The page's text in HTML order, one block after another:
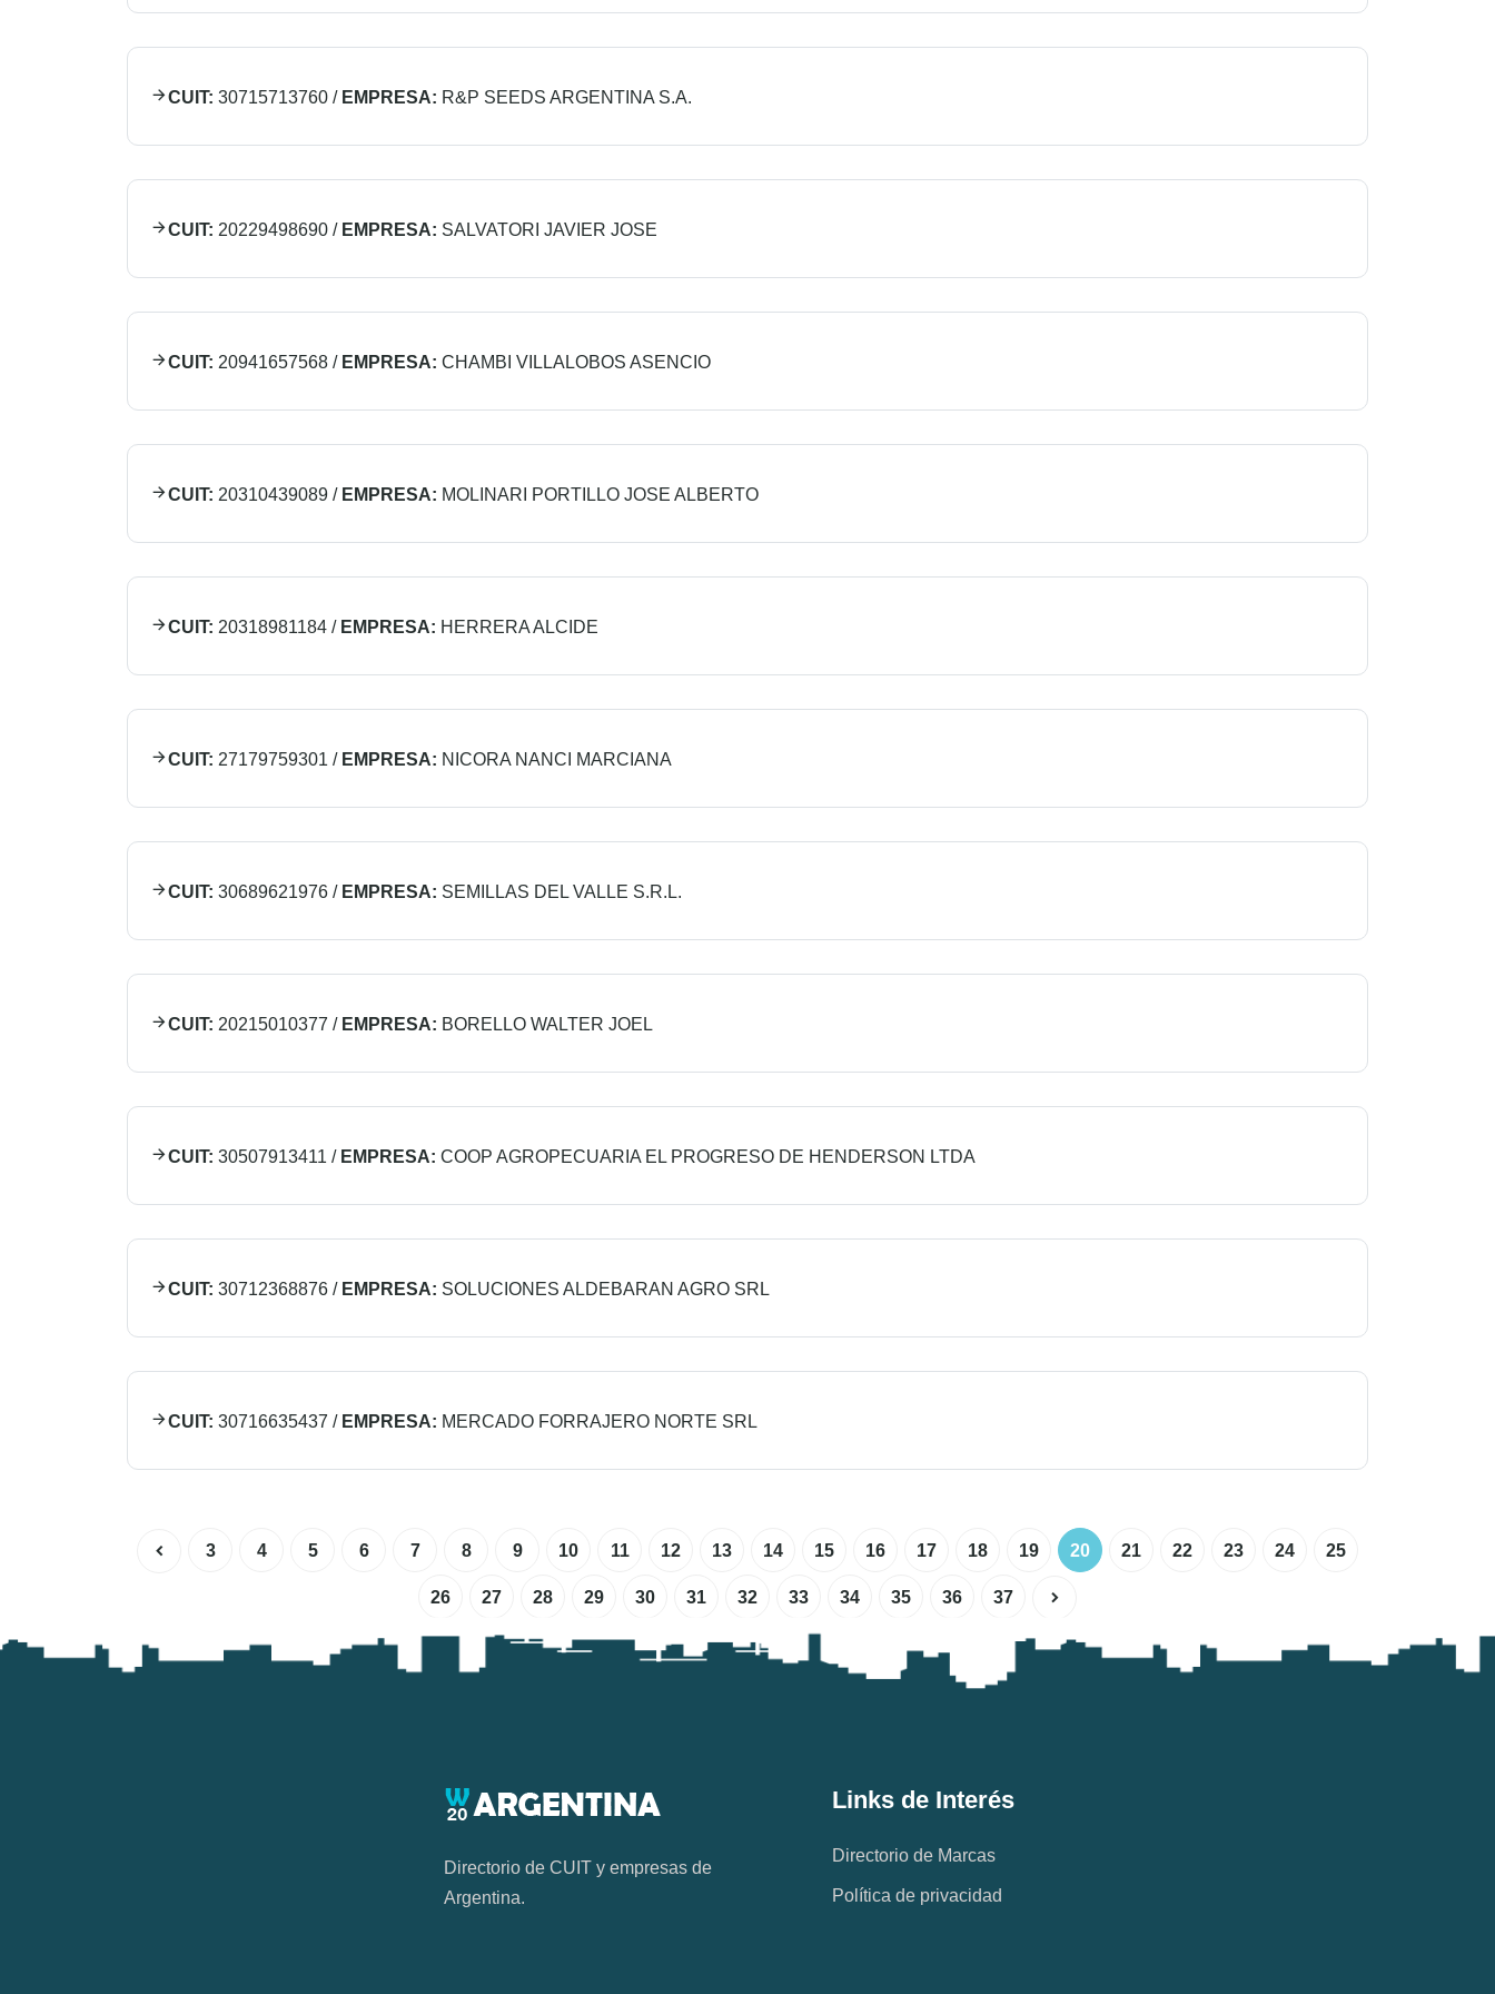
CUIT: 30715713760 / EMPRESA: R&P SEEDS ARGENTINA S.A.
CUIT: 20229498690 / EMPRESA: SALVATORI JAVIER JOSE
CUIT: 20941657568 / EMPRESA: CHAMBI VILLALOBOS ASENCIO
CUIT: 20310439089 / EMPRESA: MOLINARI PORTILLO JOSE ALBERTO
CUIT: 20318981184 / EMPRESA: HERRERA ALCIDE
CUIT: 27179759301 / EMPRESA: NICORA NANCI MARCIANA
CUIT: 30689621976 / EMPRESA: SEMILLAS DEL VALLE S.R.L.
CUIT: 20215010377 / EMPRESA: BORELLO WALTER JOEL
CUIT: 30507913411 / EMPRESA: COOP AGROPECUARIA EL PROGRESO DE HENDERSON LTDA
CUIT: 30712368876 / EMPRESA: SOLUCIONES ALDEBARAN AGRO SRL
CUIT: 30716635437 / EMPRESA: MERCADO FORRAJERO NORTE SRL
3 4 5 6 7 8 9 10 11 12 13 14 15 16 17 18 19 20 21 22 23 24 25
26 27 28 29 30 31 32 33 34 35 36 37
Directorio de CUIT y empresas de
Argentina.
Links de Interés
Directorio de Marcas
Política de privacidad